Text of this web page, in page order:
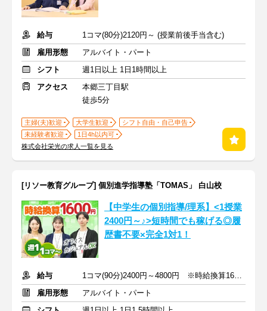
給与
1コマ(80分)2120円～ (授業前後手当含む)
雇用形態
アルバイト・パート
シフト
週1日以上 1日1時間以上
アクセス
本郷三丁目駅
徒歩5分
主婦(夫)歓迎 大学生歓迎
シフト自由・自己申告
未経験者歓迎
1日4h以内可
株式会社栄光の求人一覧を見る
[リソー教育グループ] 個別進学指導塾「TOMAS」 白山校
【中学生の個別指導/理系】<1授業
2400円～♪>短時間でも稼げる◎履
歴書不要×完全1対1！
給与
1コマ(90分)2400円～4800円 ※時給換算1600円～3200円
雇用形態
アルバイト・パート